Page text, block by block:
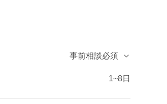
事前相談必須
1~8日